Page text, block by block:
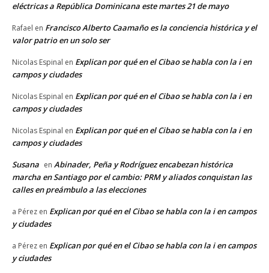
eléctricas a República Dominicana este martes 21 de mayo
Rafael en Francisco Alberto Caamaño es la conciencia histórica y el
valor patrio en un solo ser
Nicolas Espinal en Explican por qué en el Cibao se habla con la i en
campos y ciudades
Nicolas Espinal en Explican por qué en el Cibao se habla con la i en
campos y ciudades
Nicolas Espinal en Explican por qué en el Cibao se habla con la i en
campos y ciudades
Susana en Abinader, Peña y Rodríguez encabezan histórica
marcha en Santiago por el cambio: PRM y aliados conquistan las
calles en preámbulo a las elecciones
a Pérez en Explican por qué en el Cibao se habla con la i en campos
y ciudades
a Pérez en Explican por qué en el Cibao se habla con la i en campos
y ciudades